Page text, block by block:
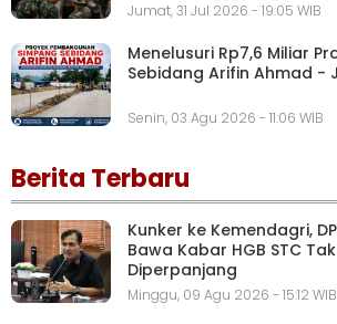
Jumat, 31 Jul 2026 - 19:05 WIB
Menelusuri Rp7,6 Miliar
Sebidang Arifin Ahmad -
Senin, 03 Agu 2026 - 11:06 WIB
Berita Terbaru
Kunker ke Kemendagri,
Bawa Kabar HGB STC
Diperpanjang
Minggu, 09 Agu 2026 - 15:12 WIB